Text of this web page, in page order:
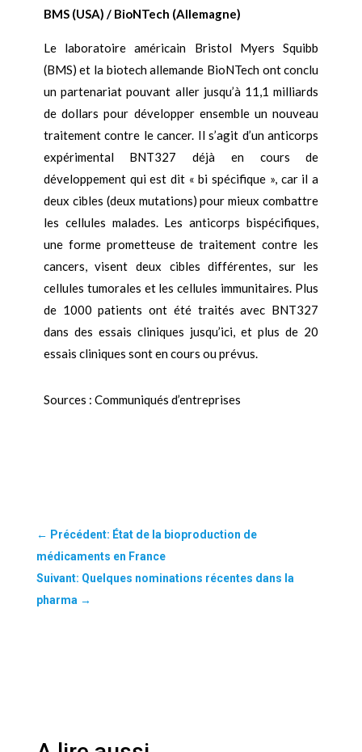
BMS (USA) / BioNTech (Allemagne)
Le laboratoire américain Bristol Myers Squibb
(BMS) et la biotech allemande BioNTech ont conclu
un partenariat pouvant aller jusqu’à 11,1 milliards
de dollars pour développer ensemble un nouveau
traitement contre le cancer. Il s’agit d’un anticorps
expérimental BNT327 déjà en cours de
développement qui est dit « bi spécifique », car il a
deux cibles (deux mutations) pour mieux combattre
les cellules malades. Les anticorps bispécifiques,
une forme prometteuse de traitement contre les
cancers, visent deux cibles différentes, sur les
cellules tumorales et les cellules immunitaires. Plus
de 1000 patients ont été traités avec BNT327
dans des essais cliniques jusqu’ici, et plus de 20
essais cliniques sont en cours ou prévus.
Sources : Communiqués d’entreprises
← Précédent: État de la bioproduction de
médicaments en France
Suivant: Quelques nominations récentes dans la
pharma→